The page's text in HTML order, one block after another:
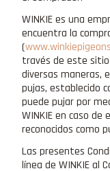
WINKIE es una
encuentra la
(
través de este
diversas maneras,
pujas, establecido
puede pujar por
WINKIE en caso de
reconocidos como
Las presentes
línea de WINKIE al